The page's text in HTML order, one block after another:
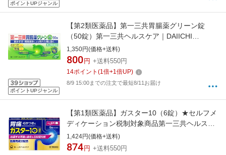
ポイントUPジャンル
ポイントUPジャンル
【第2類医薬品】第一三共胃腸薬グリーン錠
（50錠）第一三共ヘルスケア｜DAIICHI
SANKYO HEALTHCARE
1,350円(価格+送料)
800 円 +送料550円
14ポイント (1倍+1倍UP)
8/9 15:00までの注文で最短8/11お届け
【第1類医薬品】ガスター10（6錠）★セルフメ
ディケーション税制対象商品第一三共ヘルスケ
ア｜DAIICHI SANKYO HEALTHCARE
1,424円(価格+送料)
874 円 +送料550円